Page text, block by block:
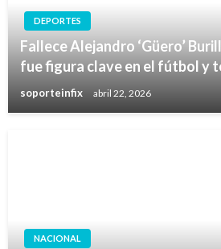
DEPORTES
Fallece Alejandro ‘Güero’
fue figura clave en el fútbol y
soporteinfix abril 22, 2026
NACIONAL